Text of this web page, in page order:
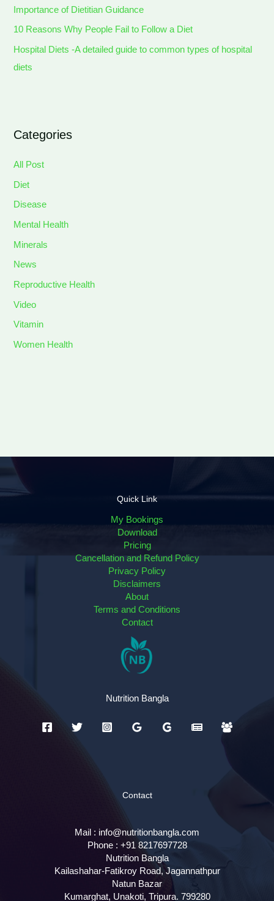
Importance of Dietitian Guidance
10 Reasons Why People Fail to Follow a Diet
Hospital Diets -A detailed guide to common types of hospital
diets
Categories
All Post
Diet
Disease
Mental Health
Minerals
News
Reproductive Health
Video
Vitamin
Women Health
Quick Link
My Bookings
Download
Pricing
Cancellation and Refund Policy
Privacy Policy
Disclaimers
About
Terms and Conditions
Contact
Nutrition Bangla
Contact
Mail : info@nutritionbangla.com
Phone : +91 8217697728
Nutrition Bangla
Kailashahar-Fatikroy Road, Jagannathpur
Natun Bazar
Kumarghat, Unakoti, Tripura. 799280